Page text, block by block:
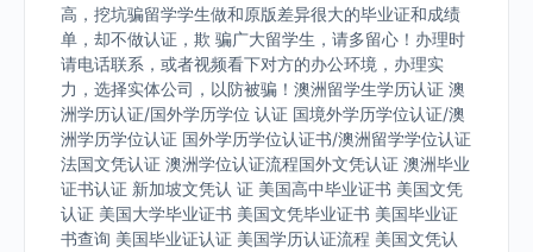
高，挖坑骗留学学生做和原版差异很大的毕业证和成绩
单，却不做认证，欺 骗广大留学生，请多留心！办理时
请电话联系，或者视频看下对方的办公环境，办理实
力，选择实体公司，以防被骗！澳洲留学生学历认证 澳
洲学历认证/国外学历学位 认证 国境外学历学位认证/澳
洲学历学位认证 国外学历学位认证书/澳洲留学学位认证
法国文凭认证 澳洲学位认证流程国外文凭认证 澳洲毕业
证书认证 新加坡文凭认 证 美国高中毕业证书 美国文凭
认证 美国大学毕业证书 美国文凭毕业证书 美国毕业证
书查询 美国毕业证认证 美国学历认证流程 美国文凭认